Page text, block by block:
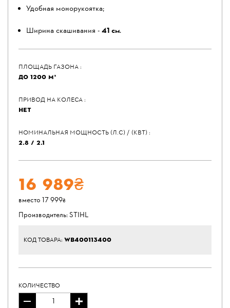
Удобная монорукоятка;
Ширина скашивания -41 см.
ПЛОЩАДЬ ГАЗОНА :
ДО 1200 М²
ПРИВОД НА КОЛЕСА :
НЕТ
НОМИНАЛЬНАЯ МОЩНОСТЬ (Л.С) / (КВТ) :
2.8 / 2.1
16 989₴
вместо 17 999₴
Производитель:STIHL
КОД ТОВАРА: WB400113400
КОЛИЧЕСТВО